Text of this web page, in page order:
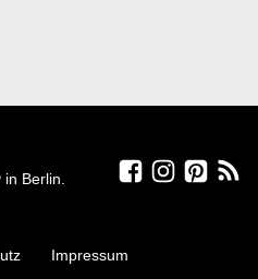
Berlin.
Impressum